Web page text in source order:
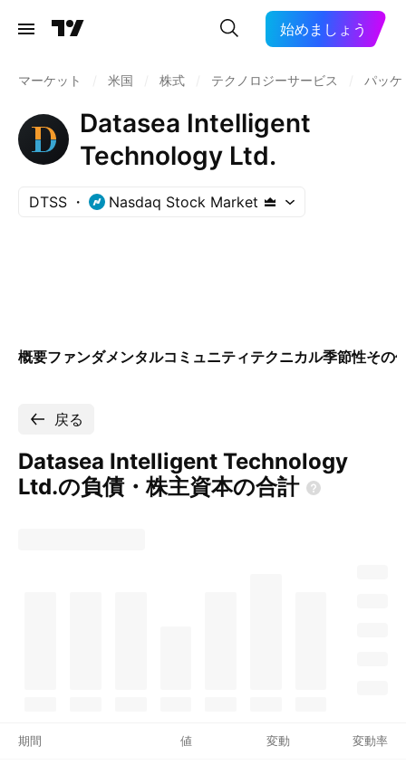
始めましょう
マーケット 米国 株式 テクノロジーサービス パッ
Datasea Intelligent
Technology Ltd.
DTSS Nasdaq Stock Market
概要ファンダメンタルコミュニティテクニカル季節性その
戻る
Datasea Intelligent Technology
Ltd.の負債・株主資本の合計
期間 値 変動 変動率